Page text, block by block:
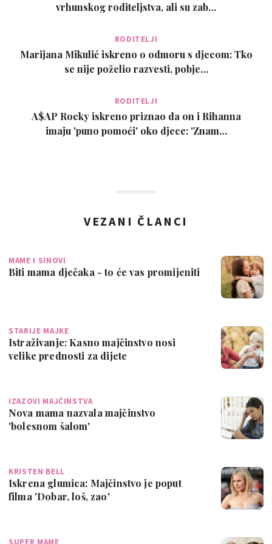
vrhunskog roditeljstva, ali su zab…
RODITELJI
Marijana Mikulić iskreno o odmoru s djecom: Tko
se nije poželio razvesti, pobje…
RODITELJI
A$AP Rocky iskreno priznao da on i Rihanna
imaju 'puno pomoći' oko djece: 'Znam…
VEZANI ČLANCI
MAME I SINOVI
Biti mama dječaka - to će vas promijeniti
STARIJE MAJKE
Istraživanje: Kasno majčinstvo nosi
velike prednosti za dijete
IZAZOVI MAJČINSTVA
Nova mama nazvala majčinstvo
'bolesnom šalom'
KRISTEN BELL
Iskrena glumica: Majčinstvo je poput
filma 'Dobar, loš, zao'